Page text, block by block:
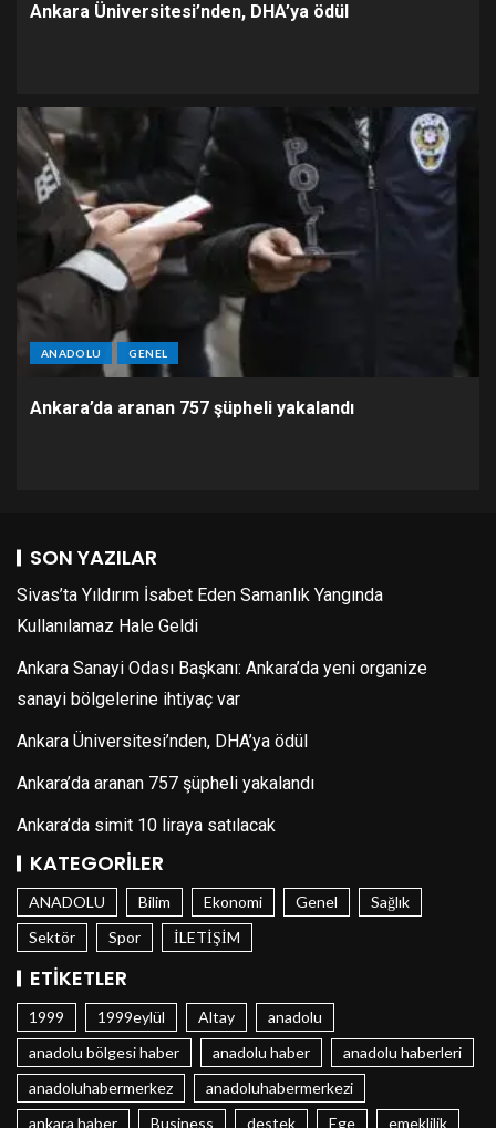
Ankara Üniversitesi’nden, DHA’ya ödül
ANADOLU GENEL
Ankara’da aranan 757 şüpheli yakalandı
SON YAZILAR
Sivas’ta Yıldırım İsabet Eden Samanlık Yangında
Kullanılamaz Hale Geldi
Ankara Sanayi Odası Başkanı: Ankara’da yeni organize
sanayi bölgelerine ihtiyaç var
Ankara Üniversitesi’nden, DHA’ya ödül
Ankara’da aranan 757 şüpheli yakalandı
Ankara’da simit 10 liraya satılacak
KATEGORILER
ANADOLU Bilim Ekonomi Genel
Sağlık
Sektör
Spor İLETİŞİM
ETIKETLER
1999 1999eylül Altay
anadolu
anadolu bölgesi haber
anadolu haber
anadolu haberleri
anadoluhabermerkez
anadoluhabermerkezi
ankara haber
Business destek Ege emeklilik